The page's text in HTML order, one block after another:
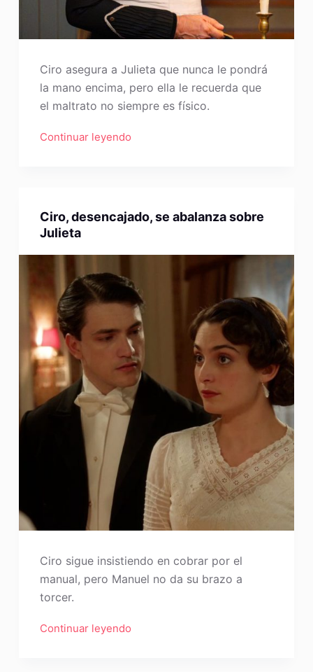
Ciro asegura a Julieta que nunca le pondrá
la mano encima, pero ella le recuerda que
el maltrato no siempre es físico.
Continuar leyendo
Ciro, desencajado, se abalanza sobre
Julieta
Ciro sigue insistiendo en cobrar por el
manual, pero Manuel no da su brazo a
torcer.
Continuar leyendo